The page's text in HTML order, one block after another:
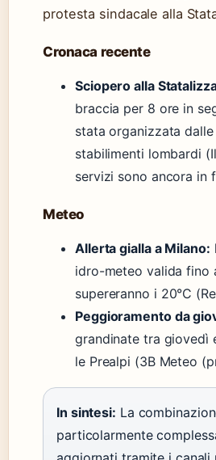
protesta sindacale alla
Cronaca recente
Sciopero alla
braccia per 8 ore in
stata organizzata
stabilimenti lombardi
servizi sono ancora in
Meteo
Allerta gialla a Milano:
idro-meteo valida fino
supereranno i 20°C
Peggioramento da
grandinate tra giovedì
le Prealpi (3B Meteo
In sintesi: La
particolarmente